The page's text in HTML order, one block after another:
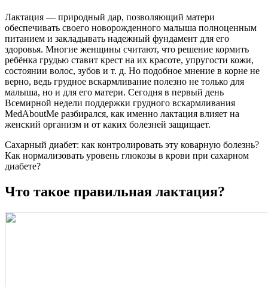
Лактация — природный дар, позволяющий матери
обеспечивать своего новорожденного малыша полноценным
питанием и закладывать надежный фундамент для его
здоровья. Многие женщины считают, что решение кормить
ребёнка грудью ставит крест на их красоте, упругости кожи,
состоянии волос, зубов и т. д. Но подобное мнение в корне не
верно, ведь грудное вскармливание полезно не только для
малыша, но и для его матери. Сегодня в первый день
Всемирной недели поддержки грудного вскармливания
MedAboutMe разбирался, как именно лактация влияет на
женский организм и от каких болезней защищает.
Сахарный диабет: как контролировать эту коварную болезнь?
Как нормализовать уровень глюкозы в крови при сахарном
диабете?
Что такое правильная лактация?